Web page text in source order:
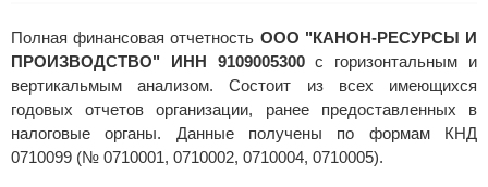
Полная финансовая отчетность ООО "КАНОН-РЕСУРСЫ И
ПРОИЗВОДСТВО" ИНН 9109005300с горизонтальным и
вертикальмым анализом. Состоит из всех имеющихся
годовых отчетов организации, ранее предоставленных в
налоговые органы. Данные получены по формам КНД
0710099 (№ 0710001, 0710002, 0710004, 0710005).